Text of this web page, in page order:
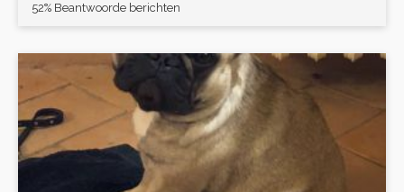
52% Beantwoorde berichten